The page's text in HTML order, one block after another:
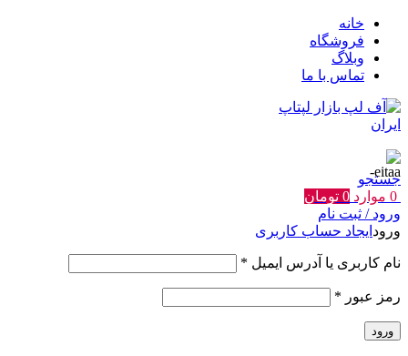
خانه
فروشگاه
وبلاگ
تماس با ما
جستجو
0 موارد 0 تومان
ورود / ثبت نام
ورود ایجاد حساب کاربری
نام کاربری یا آدرس ایمیل *
رمز عبور *
ورود